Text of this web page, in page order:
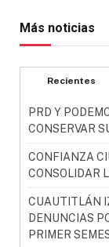
Más noticias
Recientes
PRD Y
CONSERVAR
CONFIANZA
CONSOLIDAR
CUAUTITLÁN
DENUNCIAS
PRIMER